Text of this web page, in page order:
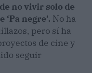
no vivir solo de
negre’. No ha
pero sí ha
de cine y
seguir